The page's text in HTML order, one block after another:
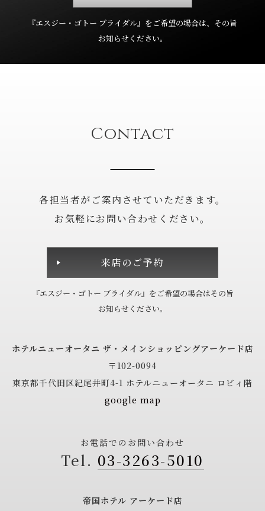
『エスジー・ゴトー ブライダル』をご希望の場合は、 その旨
お知らせください。
Contact
各担当者がご案内させていただきます。
お気軽にお問い合わせください。
来店のご予約
『エスジー・ゴトー ブライダル』を ご希望の場合はその旨
お知らせください。
ホテルニューオータニ ザ・メインショッピングアーケード店
〒102-0094
東京都千代田区紀尾井町4-1 ホテルニューオータニ ロビィ階
google map
お電話でのお問い合わせ
03-3263-5010
帝国ホテル アーケード店